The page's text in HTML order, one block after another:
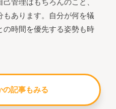
あります。自分が何を犠
の時間を優先する姿勢も時
の記事もみる